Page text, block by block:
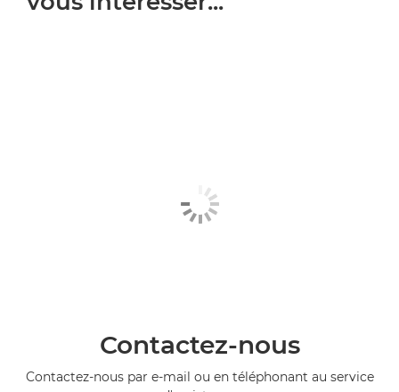
Contactez-nous
Contactez-nous par e-mail ou en téléphonant au service